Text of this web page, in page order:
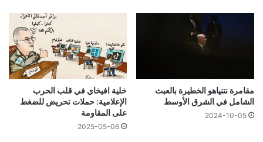
مقامرة نتنياهو الخطيرة بالعبث
الشامل في الشرق الأوسط
2024-10-05
خلية افيخاي في قلب الحرب
الإعلامية: حملات تحريض للضغط
على المقاومة
2025-05-06